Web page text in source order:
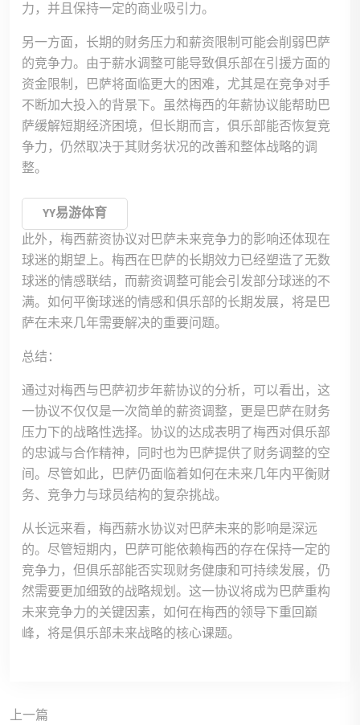
力，并且保持一定的商业吸引力。
另一方面，长期的财务压力和薪资限制可能会削弱巴萨
的竞争力。由于薪水调整可能导致俱乐部在引援方面的
资金限制，巴萨将面临更大的困难，尤其是在竞争对手
不断加大投入的背景下。虽然梅西的年薪协议能帮助巴
萨缓解短期经济困境，但长期而言，俱乐部能否恢复竞
争力，仍然取决于其财务状况的改善和整体战略的调
整。
YY易游体育
此外，梅西薪资协议对巴萨未来竞争力的影响还体现在
球迷的期望上。梅西在巴萨的长期效力已经塑造了无数
球迷的情感联结，而薪资调整可能会引发部分球迷的不
满。如何平衡球迷的情感和俱乐部的长期发展，将是巴
萨在未来几年需要解决的重要问题。
总结：
通过对梅西与巴萨初步年薪协议的分析，可以看出，这
一协议不仅仅是一次简单的薪资调整，更是巴萨在财务
压力下的战略性选择。协议的达成表明了梅西对俱乐部
的忠诚与合作精神，同时也为巴萨提供了财务调整的空
间。尽管如此，巴萨仍面临着如何在未来几年内平衡财
务、竞争力与球员结构的复杂挑战。
从长远来看，梅西薪水协议对巴萨未来的影响是深远
的。尽管短期内，巴萨可能依赖梅西的存在保持一定的
竞争力，但俱乐部能否实现财务健康和可持续发展，仍
然需要更加细致的战略规划。这一协议将成为巴萨重构
未来竞争力的关键因素，如何在梅西的领导下重回巅
峰，将是俱乐部未来战略的核心课题。
上一篇